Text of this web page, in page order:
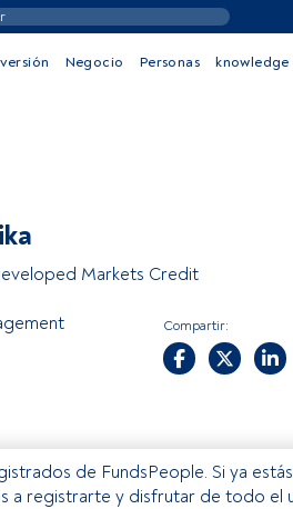
Negocio Personas knowledge
Markets Credit
Compartir:
de FundsPeople. Si ya
a registrarte y disfrutar de todo el